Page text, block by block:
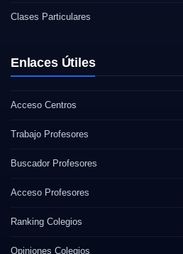
Clases Particulares
Enlaces Útiles
Acceso Centros
Trabajo Profesores
Buscador Profesores
Acceso Profesores
Ranking Colegios
Opiniones Colegios